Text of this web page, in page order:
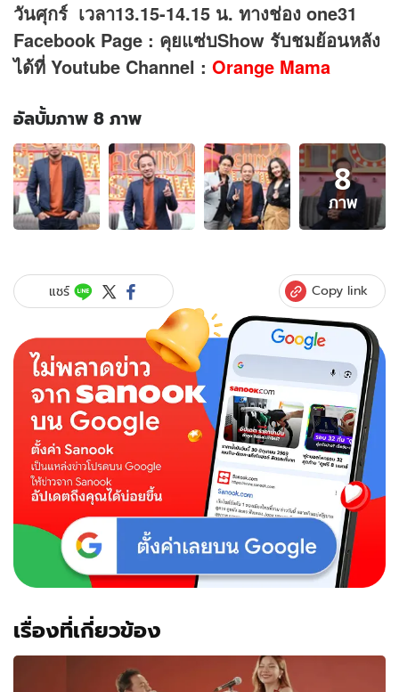
วันศุกร์ เวลา13.15-14.15 น. ทางช่อง one31
Facebook Page : คุยแซ่บShow รับชมย้อนหลัง
ได้ที่ Youtube Channel : Orange Mama
อัลบั้มภาพ 8 ภาพ
อัลบั้ม
ภาพ
8
ภาพ
ของ
บา
นูน"
ใจ
ครั้ง
แรก
หลัง
วงการ
เพลง
สนาม
8
ภาพ
แชร์ Copy link
เรื่องที่เกี่ยวข้อง